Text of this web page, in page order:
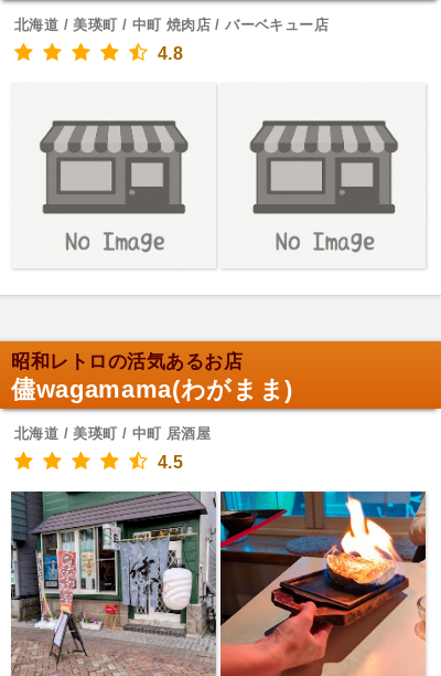
北海道 / 美瑛町 / 中町 焼肉店 / バーベキュー店
4.8
昭和レトロの活気あるお店
儘wagamama(わがまま)
北海道 / 美瑛町 / 中町 居酒屋
4.5